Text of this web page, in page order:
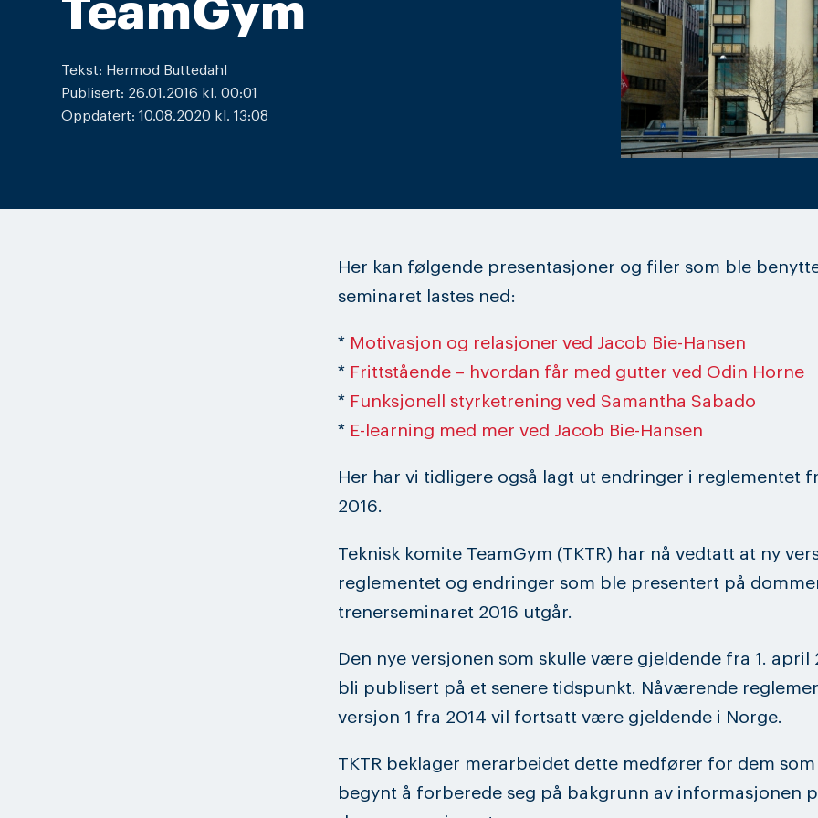
TeamGym
Tekst: Hermod Buttedahl
Publisert: 26.01.2016 kl. 00:01
Oppdatert: 10.08.2020 kl. 13:08
Her kan følgende presentasjoner og filer som ble
seminaret lastes ned:
* Motivasjon og relasjoner ved Jacob Bie-Hansen
* Frittstående – hvordan får med gutter ved Odin Horne
* Funksjonell styrketrening ved Samantha Sabado
* E-learning med mer ved Jacob Bie-Hansen
Her har vi tidligere også lagt ut endringer i reglementet
2016.
Teknisk komite TeamGym (TKTR) har nå vedtatt at ny
reglementet og endringer som ble presentert på
trenerseminaret 2016 utgår.
Den nye versjonen som skulle være gjeldende fra 1. april
bli publisert på et senere tidspunkt. Nåværende
versjon 1 fra 2014 vil fortsatt være gjeldende i Norge.
TKTR beklager merarbeidet dette medfører for dem
begynt å forberede seg på bakgrunn av informasjonen